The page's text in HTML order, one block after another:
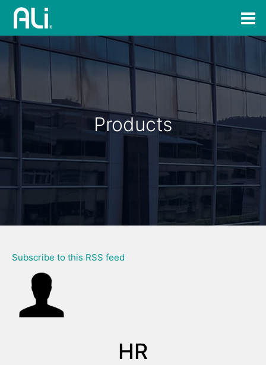
Products
Subscribe to this RSS feed
HR